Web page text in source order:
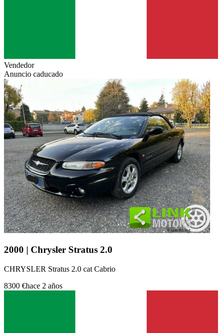
Vendedor
Anuncio caducado
2000 | Chrysler Stratus 2.0
CHRYSLER Stratus 2.0 cat Cabrio
8300 €hace 2 años